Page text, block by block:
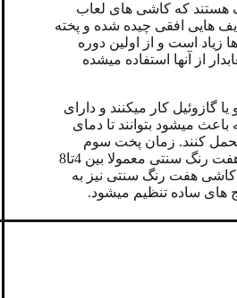
هستند که کاشی های لعاب
هایی افقی چیده شده و پخته
زیاد است و از اولین دوره
از آنها استفاده میشده
گازوئیل کار میکنند و دارای
باعث میشود بتوانند تا دمای
تحمل کنند. زمان پخت سوم
کاشی ها در کوره کاشی هفت رنگ سنتی معمولا بین 4تا8
هفت رنگ سنتی نیز به
های ساده تنظیم میشود.